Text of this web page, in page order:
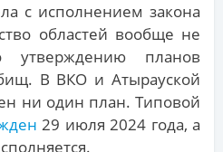
с исполнением закона
областей вообще не
утверждению планов
В ВКО и Атырауской
ни один план. Типовой
29 июля 2024 года, а